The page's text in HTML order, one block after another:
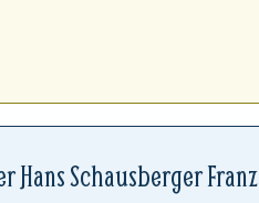
Hans Schausberger Franz